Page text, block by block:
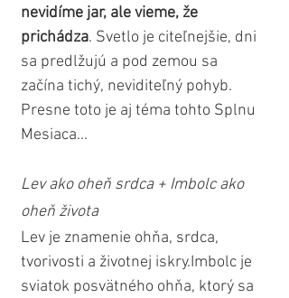
nevidíme jar, ale vieme, že
prichádza. Svetlo je citeľnejšie, dni
sa predlžujú a pod zemou sa
začína tichý, neviditeľný pohyb.
Presne toto je aj téma tohto Splnu
Mesiaca...
Lev ako oheň srdca + Imbolc ako
oheň života
Lev je znamenie ohňa, srdca,
tvorivosti a životnej iskry.Imbolc je
sviatok posvätného ohňa, ktorý sa